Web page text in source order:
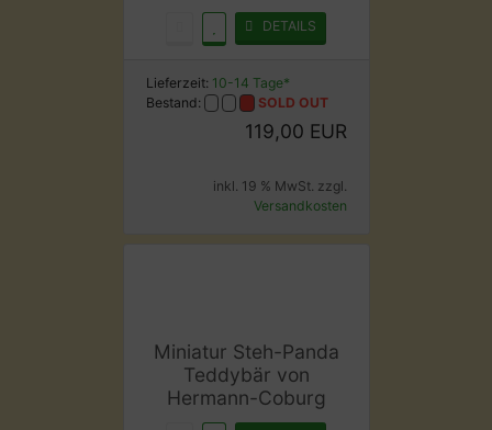
DETAILS
Lieferzeit: 10-14 Tage*
Bestand:
SOLD OUT
119,00 EUR
inkl. 19 % MwSt. zzgl.
Versandkosten
Miniatur Steh-Panda
Teddybär von
Hermann-Coburg